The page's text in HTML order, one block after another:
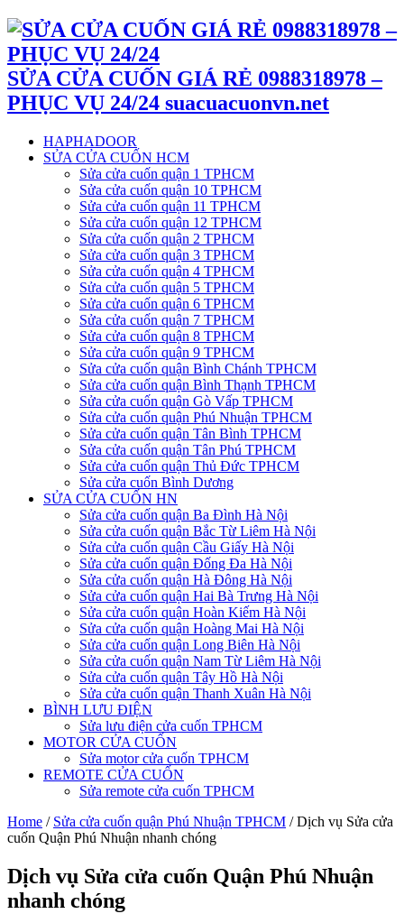
SỬA CỬA CUỐN GIÁ RẺ 0988318978 –
PHỤC VỤ 24/24 suacuacuonvn.net
HAPHADOOR
SỬA CỬA CUỐN HCM
Sửa cửa cuốn quận 1 TPHCM
Sửa cửa cuốn quận 10 TPHCM
Sửa cửa cuốn quận 11 TPHCM
Sửa cửa cuốn quận 12 TPHCM
Sửa cửa cuốn quận 2 TPHCM
Sửa cửa cuốn quận 3 TPHCM
Sửa cửa cuốn quận 4 TPHCM
Sửa cửa cuốn quận 5 TPHCM
Sửa cửa cuốn quận 6 TPHCM
Sửa cửa cuốn quận 7 TPHCM
Sửa cửa cuốn quận 8 TPHCM
Sửa cửa cuốn quận 9 TPHCM
Sửa cửa cuốn quận Bình Chánh TPHCM
Sửa cửa cuốn quận Bình Thạnh TPHCM
Sửa cửa cuốn quận Gò Vấp TPHCM
Sửa cửa cuốn quận Phú Nhuận TPHCM
Sửa cửa cuốn quận Tân Bình TPHCM
Sửa cửa cuốn quận Tân Phú TPHCM
Sửa cửa cuốn quận Thủ Đức TPHCM
Sửa cửa cuốn Bình Dương
SỬA CỬA CUỐN HN
Sửa cửa cuốn quận Ba Đình Hà Nội
Sửa cửa cuốn quận Bắc Từ Liêm Hà Nội
Sửa cửa cuốn quận Cầu Giấy Hà Nội
Sửa cửa cuốn quận Đống Đa Hà Nội
Sửa cửa cuốn quận Hà Đông Hà Nội
Sửa cửa cuốn quận Hai Bà Trưng Hà Nội
Sửa cửa cuốn quận Hoàn Kiếm Hà Nội
Sửa cửa cuốn quận Hoàng Mai Hà Nội
Sửa cửa cuốn quận Long Biên Hà Nội
Sửa cửa cuốn quận Nam Từ Liêm Hà Nội
Sửa cửa cuốn quận Tây Hồ Hà Nội
Sửa cửa cuốn quận Thanh Xuân Hà Nội
BÌNH LƯU ĐIỆN
Sửa lưu điện cửa cuốn TPHCM
MOTOR CỬA CUỐN
Sửa motor cửa cuốn TPHCM
REMOTE CỬA CUỐN
Sửa remote cửa cuốn TPHCM
Home / Sửa cửa cuốn quận Phú Nhuận TPHCM / Dịch vụ Sửa cửa
cuốn Quận Phú Nhuận nhanh chóng
Dịch vụ Sửa cửa cuốn Quận Phú Nhuận
nhanh chóng